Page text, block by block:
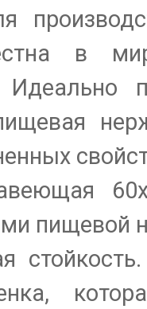
в
пищевой